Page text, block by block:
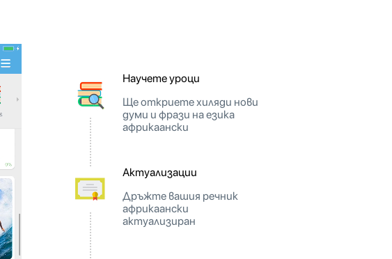
Научете уроци
Ще откриете хиляди нови
думи и фрази на езика
африкаански
Актуализации
Дръжте вашия речник
африкаански
актуализиран